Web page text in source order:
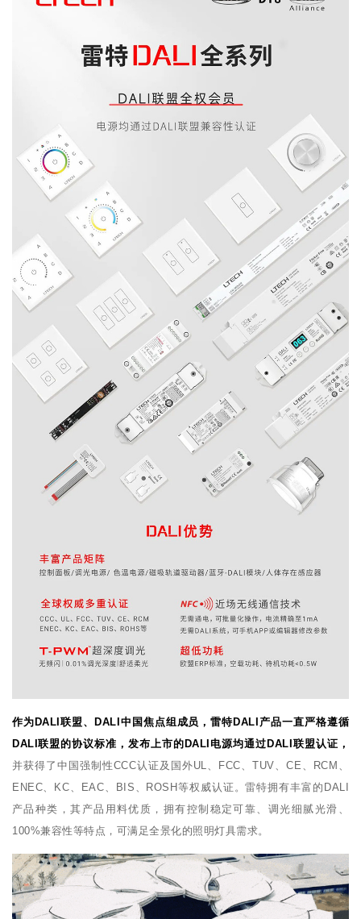
作为DALI联盟、DALI中国焦点组成员，雷特DALI产品一直严格遵循
DALI联盟的协议标准，发布上市的DALI电源均通过DALI联盟认证，
并获得了中国强制性CCC认证及国外UL、FCC、TUV、CE、RCM、
ENEC、KC、EAC、BIS、ROSH等权威认证。雷特拥有丰富的DALI
产品种类，其产品用料优质，拥有控制稳定可靠、调光细腻光滑、
100%兼容性等特点，可满足全景化的照明灯具需求。